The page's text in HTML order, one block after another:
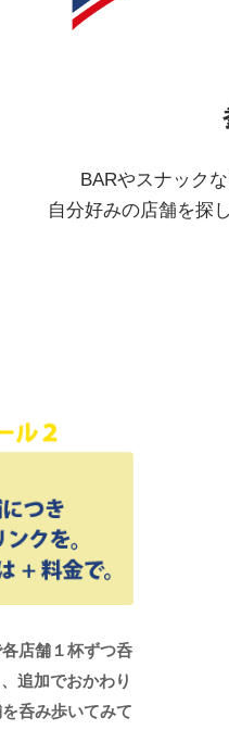
BARやスナック
自分好みの店舗を探
店舗１杯ずつ呑
追加でおかわり
呑み歩いてみて